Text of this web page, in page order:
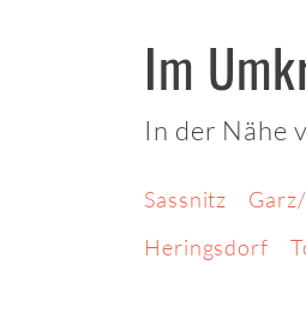
Im
In der Nähe
Sassnitz
Heringsdorf